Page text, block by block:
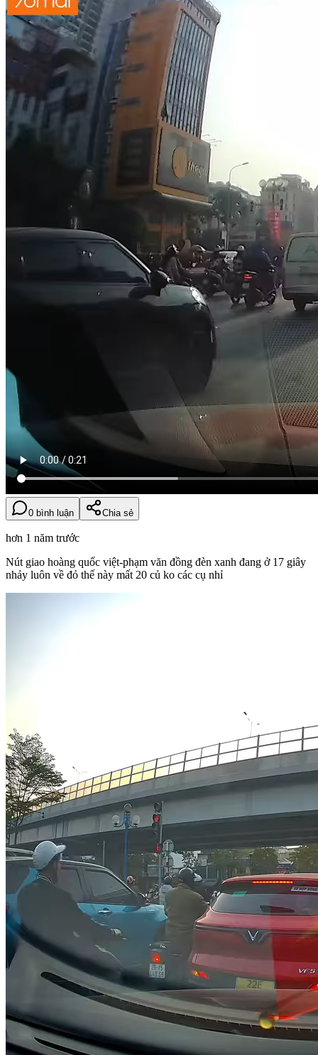
0 bình luận Chia sẻ
hơn 1 năm trước
Nút giao hoàng quốc việt-phạm văn đồng đèn xanh đang ở 17 giây
nhảy luôn về đỏ thế này mất 20 củ ko các cụ nhỉ